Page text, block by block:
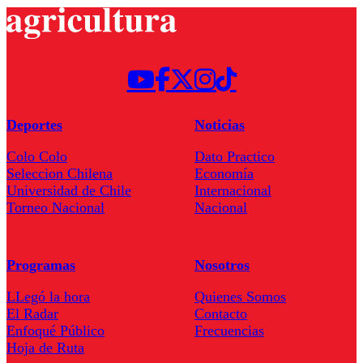
Deportes
Colo Colo
Seleccion Chilena
Universidad de Chile
Torneo Nacional
Noticias
Dato Practico
Economía
Internacional
Nacional
Programas
LLegó la hora
El Radar
Enfoqué Público
Hoja de Ruta
Nosotros
Quienes Somos
Contacto
Frecuencias